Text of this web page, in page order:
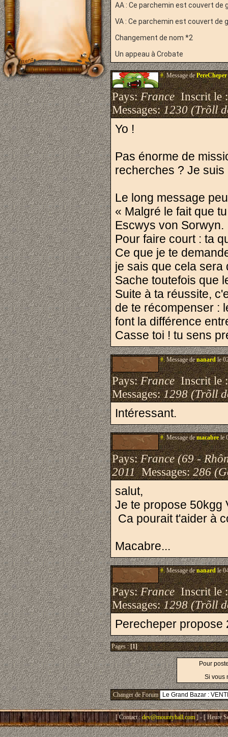
AA : Ce parchemin est couvert de
VA : Ce parchemin est couvert de
Changement de nom *2
Un appeau à Crobate
#.Message dePereCheper
Pays:FranceInscrit le
Messages:1230 (Trõll
Yo !
Pas énorme de
recherches ? Je
Le long message
« Malgré le fait que
Escwys von Sorwyn.
Pour faire court : ta
Ce que je te
je sais que cela sera
Sache toutefois que
Suite à ta réussite,
de te récompenser :
font la différence
Casse toi ! tu sens
#.Message denanardle
Pays:FranceInscrit le
Messages:1298 (Trõll
Intéressant.
#.Message demacabrele
Pays:France (69 -
2011Messages:286
salut,
Je te propose 50kgg
Ca pourait t'aider à
Macabre...
#.Message denanardle
Pays:FranceInscrit le
Messages:1298 (Trõll
Perecheper propose
Pages :[1]
Pour
Si vous
Changer de Forum
[ Contact : dev@mountyhall.com ] - [ Heure